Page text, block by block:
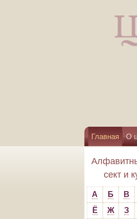
Главная О
Помощь
сект и
А Б В
Ё
Ж З